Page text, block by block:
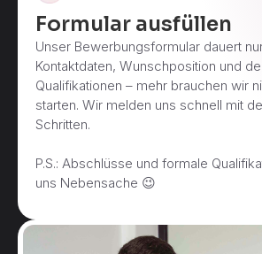
Formular ausfüllen
Unser Bewerbungsformular dauert
Kontaktdaten, Wunschposition und
Qualifikationen – mehr brauchen wir
starten. Wir melden uns schnell mit
Schritten.
P.S.: Abschlüsse und formale
uns Nebensache 😉